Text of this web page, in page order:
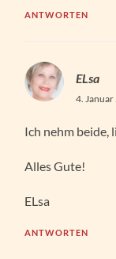
ANTWORTEN
ELsa
4.
Ich nehm beide,
Alles Gute!
ELsa
ANTWORTEN